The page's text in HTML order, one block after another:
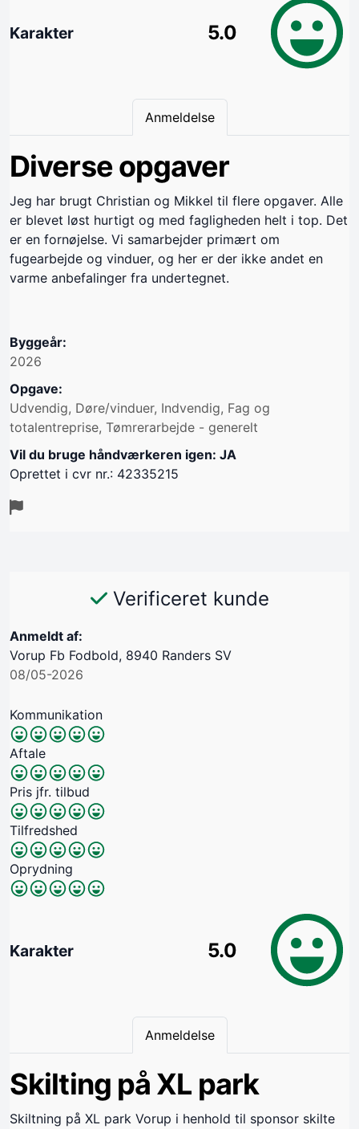
Karakter 5.0
Anmeldelse
Diverse opgaver
Jeg har brugt Christian og Mikkel til flere opgaver. Alle
er blevet løst hurtigt og med fagligheden helt i top. Det
er en fornøjelse. Vi samarbejder primært om
fugearbejde og vinduer, og her er der ikke andet en
varme anbefalinger fra undertegnet.
Byggeår:
2026
Opgave:
Udvendig, Døre/vinduer, Indvendig, Fag og
totalentreprise, Tømrerarbejde - generelt
Vil du bruge håndværkeren igen: JA
Oprettet i cvr nr.: 42335215
Verificeret kunde
Anmeldt af:
Vorup Fb Fodbold, 8940 Randers SV
08/05-2026
Kommunikation
Aftale
Pris jfr. tilbud
Tilfredshed
Oprydning
Karakter 5.0
Anmeldelse
Skilting på XL park
Skiltning på XL park Vorup i henhold til sponsor skilte